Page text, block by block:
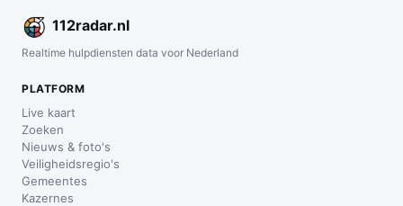
112radar.nl
Realtime hulpdiensten data voor Nederland
PLATFORM
Live kaart
Zoeken
Nieuws & foto's
Veiligheidsregio's
Gemeentes
Kazernes